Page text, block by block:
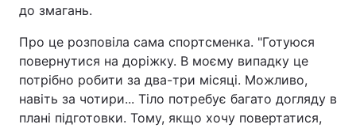
до змагань.
Про це розповіла сама спортсменка. "Готуюся
повернутися на доріжку. В моєму випадку це
потрібно робити за два-три місяці. Можливо,
навіть за чотири... Тіло потребує багато догляду в
плані підготовки. Тому, якщо хочу повертатися,